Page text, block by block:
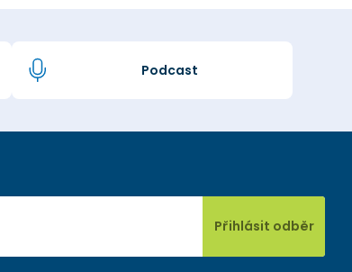
Podcast
Přihlásit odběr